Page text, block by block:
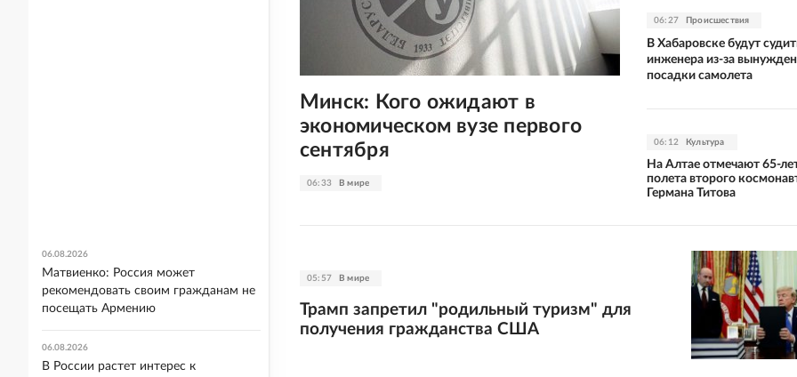
06:33 В мире
Минск: Кого ожидают в
экономическом вузе первого
сентября
06:27 Происшествия
В Хабаровске будут
инженера из-за
посадки самолета
06:12 Культура
На Алтае отмечают 65-
полета второго
Германа Титова
05:57 В мире
Трамп запретил "родильный туризм" для
получения гражданства США
06.08.2026
Матвиенко: Россия может
рекомендовать своим гражданам не
посещать Армению
06.08.2026
В России растет интерес к